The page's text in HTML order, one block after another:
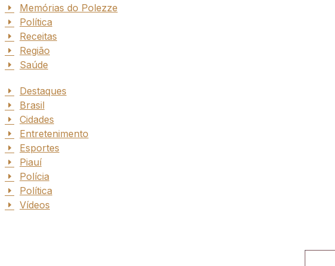
Memórias do Polezze
Política
Receitas
Região
Saúde
Destaques
Brasil
Cidades
Entretenimento
Esportes
Piauí
Polícia
Política
Vídeos